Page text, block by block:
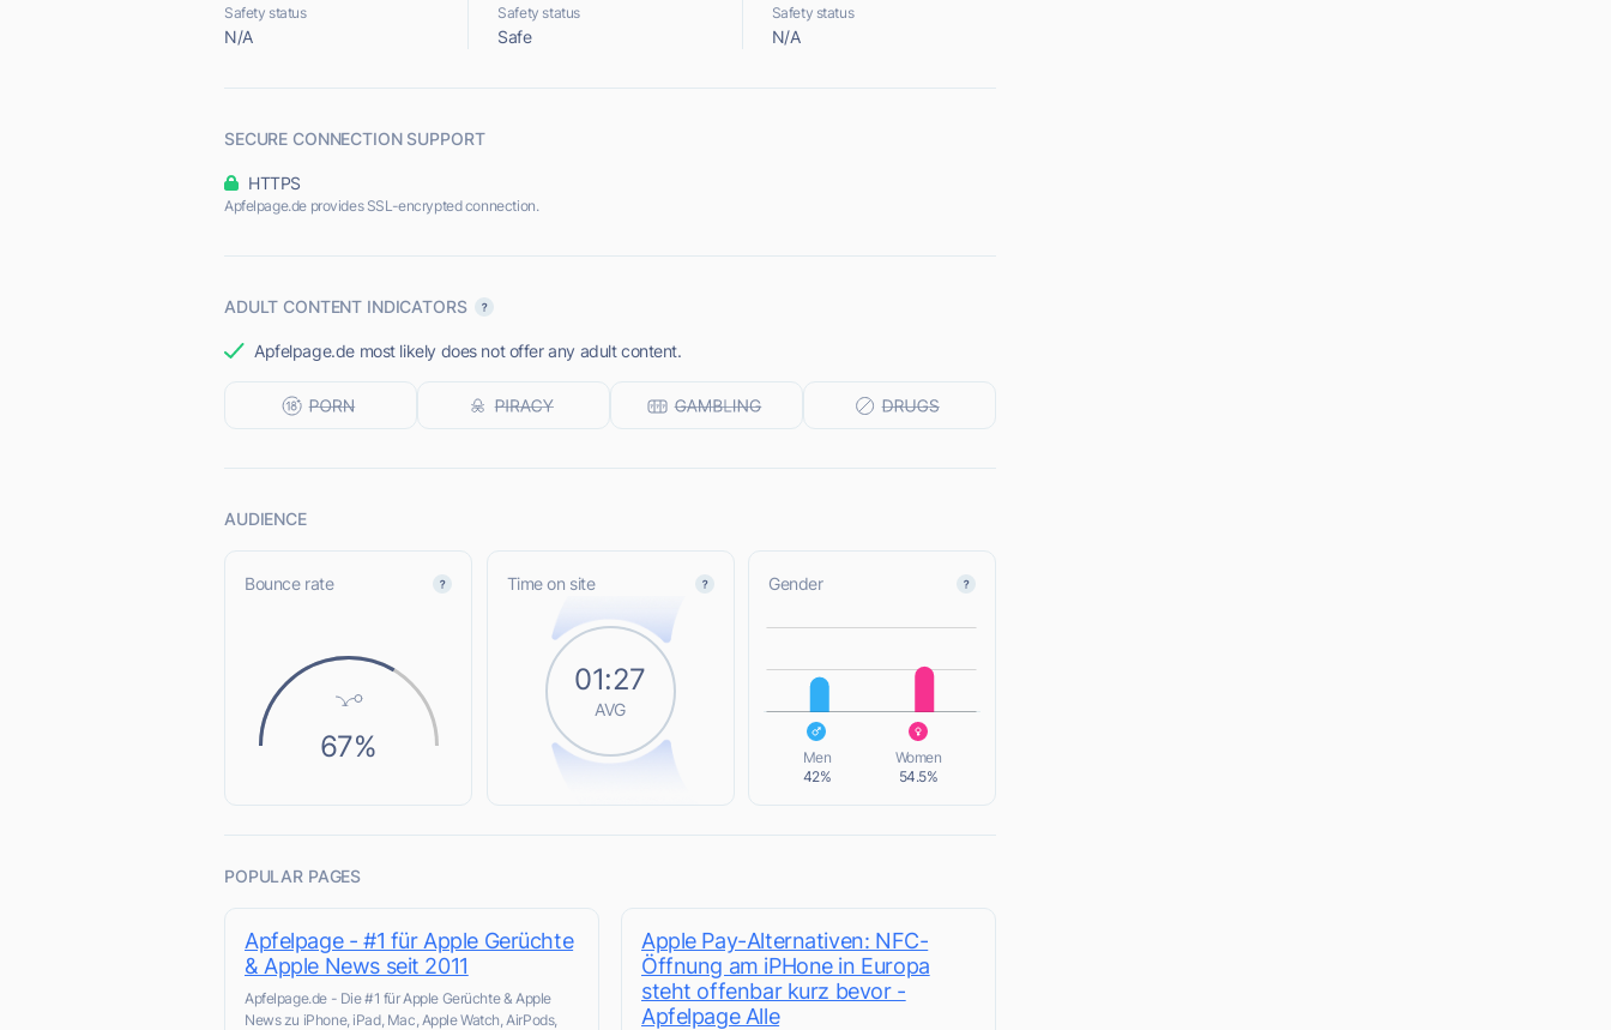
Safety status
N/A
Safety status
Safe
Safety status
N/A
SECURE CONNECTION SUPPORT
HTTPS
Apfelpage.de provides SSL-encrypted connection.
ADULT CONTENT INDICATORS
Apfelpage.de most likely does not offer any adult content.
AUDIENCE
Bounce rate
67%
Time on site
01:27
AVG
Gender
L
Men
42%
Women
54.5%
POPULAR PAGES
Apfelpage - #1 für Apple Gerüchte
& Apple News seit 2011
Apfelpage.de - Die #1 für Apple Gerüchte & Apple
News zu iPhone, iPad, Mac, Apple Watch, AirPods,
Apple Pay-Alternativen: NFC-
Öffnung am iPHone in Europa
steht offenbar kurz bevor -
Apfelpage Alle